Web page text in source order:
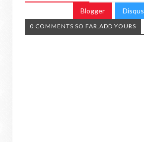
Blogger Disqus
0 COMMENTS SO FAR,ADD YOURS